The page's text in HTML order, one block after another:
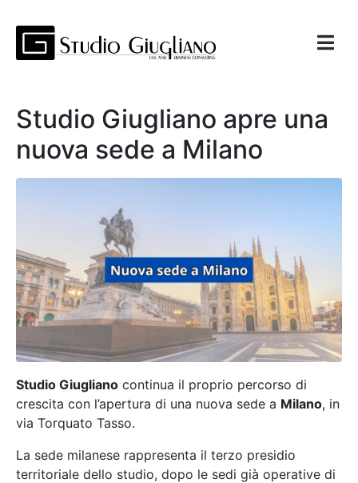
Studio Giugliano apre una
nuova sede a Milano
Studio Giugliano continua il proprio percorso di
crescita con l’apertura di una nuova sede a Milano, in
via Torquato Tasso.
La sede milanese rappresenta il terzo presidio
territoriale dello studio, dopo le sedi già operative di